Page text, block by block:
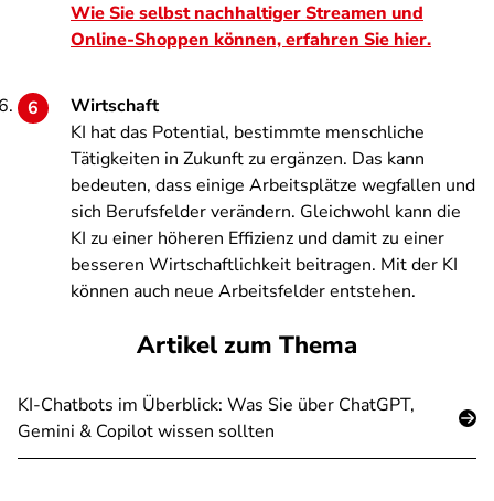
Wie Sie selbst nachhaltiger Streamen und
Online-Shoppen können, erfahren Sie hier.
Wirtschaft
KI hat das Potential, bestimmte menschliche
Tätigkeiten in Zukunft zu ergänzen. Das kann
bedeuten, dass einige Arbeitsplätze wegfallen und
sich Berufsfelder verändern. Gleichwohl kann die
KI zu einer höheren Effizienz und damit zu einer
besseren Wirtschaftlichkeit beitragen. Mit der KI
können auch neue Arbeitsfelder entstehen.
Artikel zum Thema
KI-Chatbots im Überblick: Was Sie über ChatGPT,
Gemini & Copilot wissen sollten